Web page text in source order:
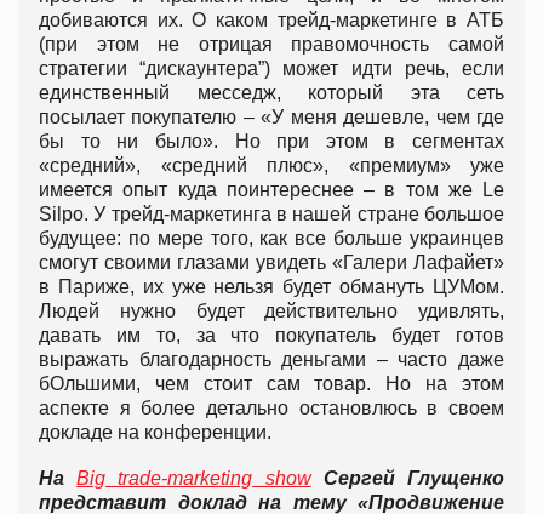
добиваются их. О каком трейд-маркетинге в АТБ
(при этом не отрицая правомочность самой
стратегии “дискаунтера”) может идти речь, если
единственный месседж, который эта сеть
посылает покупателю – «У меня дешевле, чем где
бы то ни было». Но при этом в сегментах
«средний», «средний плюс», «премиум» уже
имеется опыт куда поинтереснее – в том же Le
Silpo. У трейд-маркетинга в нашей стране большое
будущее: по мере того, как все больше украинцев
смогут своими глазами увидеть «Галери Лафайет»
в Париже, их уже нельзя будет обмануть ЦУМом.
Людей нужно будет действительно удивлять,
давать им то, за что покупатель будет готов
выражать благодарность деньгами – часто даже
бОльшими, чем стоит сам товар. Но на этом
аспекте я более детально остановлюсь в своем
докладе на конференции.
НаBig trade-marketing show
Сергей Глущенко
представит доклад на тему «Продвижение